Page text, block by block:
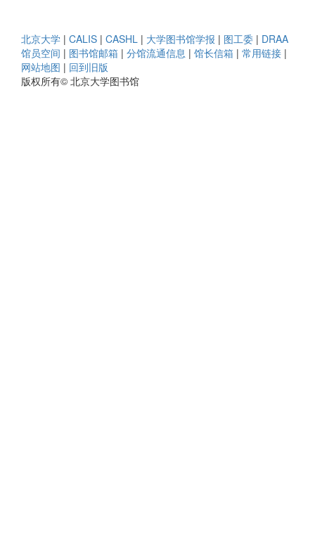
北京大学 | CALIS | CASHL | 大学图书馆学报 | 图工委 | DRAA
馆员空间 | 图书馆邮箱 | 分馆流通信息 | 馆长信箱 | 常用链接 |
网站地图 | 回到旧版
版权所有© 北京大学图书馆